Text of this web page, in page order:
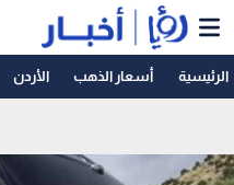
الرئيسية أسعار الذهب الأردن